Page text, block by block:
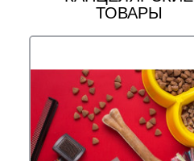
ТОВАРЫ